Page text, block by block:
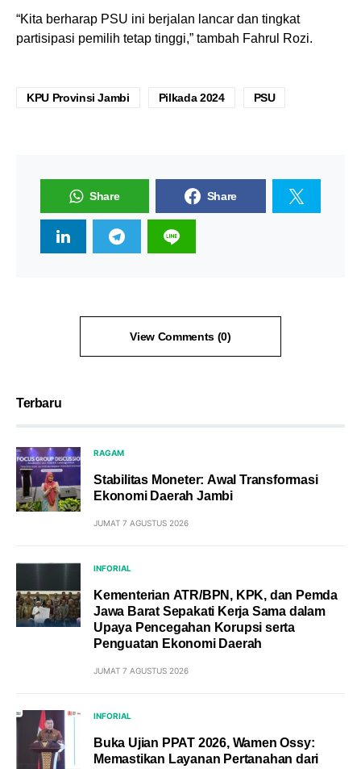
“Kita berharap PSU ini berjalan lancar dan tingkat
partisipasi pemilih tetap tinggi,” tambah Fahrul Rozi.
KPU Provinsi Jambi Pilkada 2024 PSU
Share Share
View Comments (0)
Terbaru
RAGAM
Stabilitas Moneter: Awal Transformasi
Ekonomi Daerah Jambi
JUMAT 7 AGUSTUS 2026
INFORIAL
Kementerian ATR/BPN, KPK, dan Pemda
Jawa Barat Sepakati Kerja Sama dalam
Upaya Pencegahan Korupsi serta
Penguatan Ekonomi Daerah
JUMAT 7 AGUSTUS 2026
INFORIAL
Buka Ujian PPAT 2026, Wamen Ossy:
Memastikan Layanan Pertanahan dari